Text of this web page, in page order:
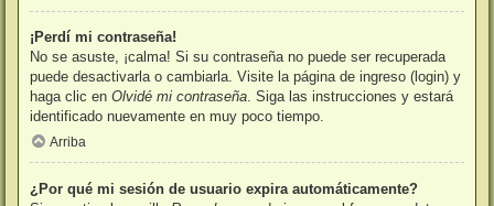
¡Perdí mi contraseña!
No se asuste, ¡calma! Si su contraseña no puede ser recuperada
puede desactivarla o cambiarla. Visite la página de ingreso (login) y
haga clic en Olvidé mi contraseña . Siga las instrucciones y estará
identificado nuevamente en muy poco tiempo.
Arriba
¿Por qué mi sesión de usuario expira automáticamente?